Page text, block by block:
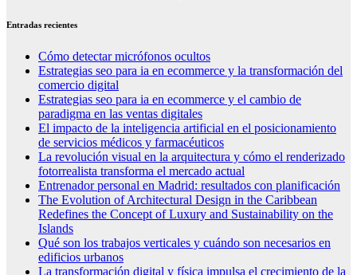
Entradas recientes
Cómo detectar micrófonos ocultos
Estrategias seo para ia en ecommerce y la transformación del
comercio digital
Estrategias seo para ia en ecommerce y el cambio de
paradigma en las ventas digitales
El impacto de la inteligencia artificial en el posicionamiento
de servicios médicos y farmacéuticos
La revolución visual en la arquitectura y cómo el renderizado
fotorrealista transforma el mercado actual
Entrenador personal en Madrid: resultados con planificación
The Evolution of Architectural Design in the Caribbean
Redefines the Concept of Luxury and Sustainability on the
Islands
Qué son los trabajos verticales y cuándo son necesarios en
edificios urbanos
La transformación digital y física impulsa el crecimiento de la